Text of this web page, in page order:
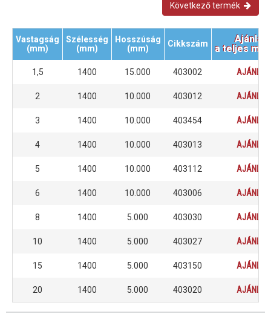
Következő termék
Vastagság
(mm)
Szélesség
(mm)
Hosszúság
(mm)
Cikkszám
a teljes
1,5 1400 15.000 403002
2 1400 10.000 403012
3 1400 10.000 403454
4 1400 10.000 403013
5 1400 10.000 403112
6 1400 10.000 403006
8 1400 5.000 403030
10 1400 5.000 403027
15 1400 5.000 403150
20 1400 5.000 403020